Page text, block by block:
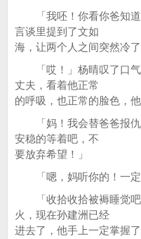
「我呸！你看你爸知道
言谈里提到了文如
海，让两个人之间突然冷了
「哎！」杨晴叹了口气
丈夫，看着他正常
的呼吸，也正常的脸色，
「妈！我会替爸爸报仇
安稳的等着吧，不
要放弃希望！」
「嗯，妈听你的！一定
「收拾收拾被褥睡觉吧
火，现在孙建洲已经
进去了，他手上一定掌握